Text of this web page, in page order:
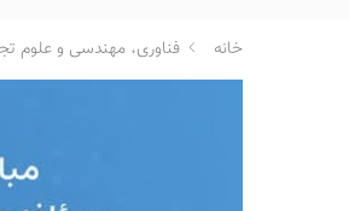
خانه فناوری، مهندسی و علوم